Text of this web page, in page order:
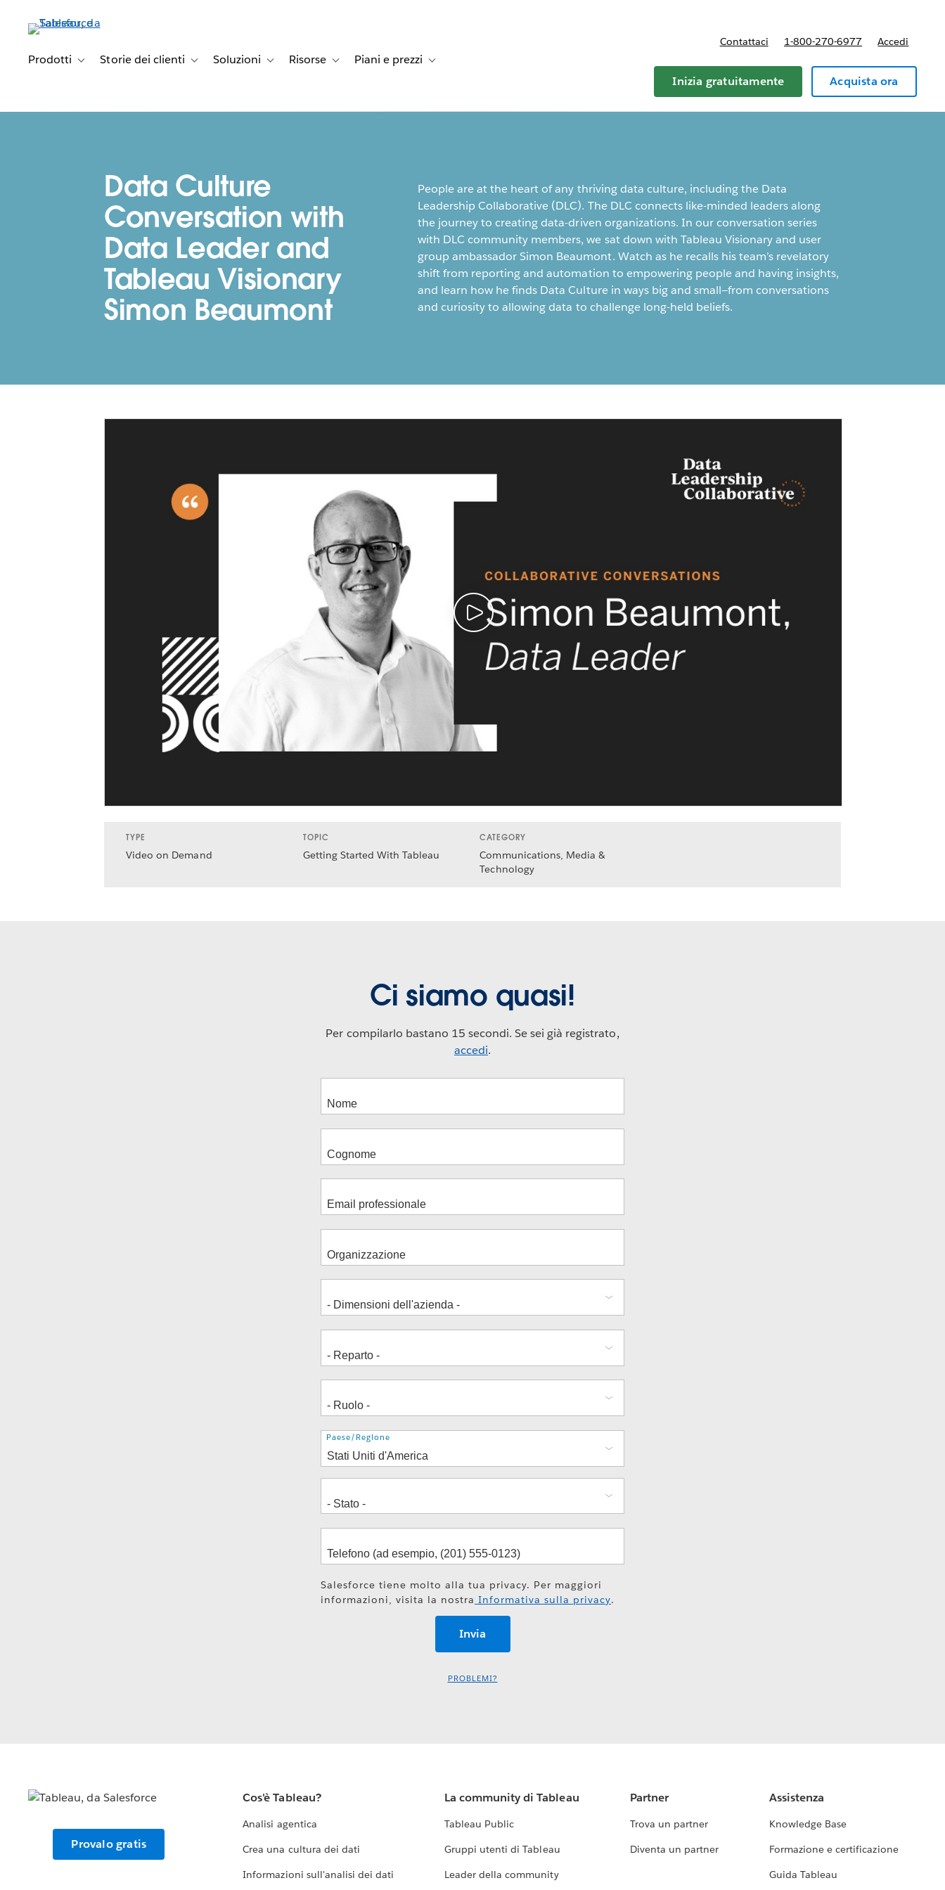
principale
Prodotti Toggle sub-navigation for Prodotti
Storie dei clienti Toggle sub-navigation for Storie dei clienti
Soluzioni Toggle sub-navigation for Soluzioni
Risorse Toggle sub-navigation for Risorse
Piani e prezzi Toggle sub-navigation for Piani e prezzi
Contattaci 1-800-270-6977 Accedi
Inizia gratuitamente Acquista ora
Data Culture
Conversation with
Data Leader and
Tableau Visionary
Simon Beaumont
People are at the heart of any thriving data culture, including the Data
Leadership Collaborative (DLC). The DLC connects like-minded leaders along
the journey to creating data-driven organizations. In our conversation series
with DLC community members, we sat down with Tableau Visionary and user
group ambassador Simon Beaumont. Watch as he recalls his team’s revelatory
shift from reporting and automation to empowering people and having insights,
and learn how he finds Data Culture in ways big and small—from conversations
and curiosity to allowing data to challenge long-held beliefs.
TYPE
Video on Demand
TOPIC
Getting Started With Tableau
CATEGORY
Communications, Media &
Technology
Ci siamo quasi!
Per compilarlo bastano 15 secondi. Se sei già registrato,
accedi.
Indirizzo
Paese/Regione
Salesforce tiene molto alla tua privacy. Per maggiori
informazioni, visita la nostra Informativa sulla privacy.
PROBLEMI?
Provalo gratis
Cos'è Tableau?
Analisi agentica
Crea una cultura dei dati
Informazioni sull'analisi dei dati
La community di Tableau
Tableau Public
Gruppi utenti di Tableau
Leader della community
Partner
Trova un partner
Diventa un partner
Assistenza
Knowledge Base
Formazione e certificazione
Guida Tableau